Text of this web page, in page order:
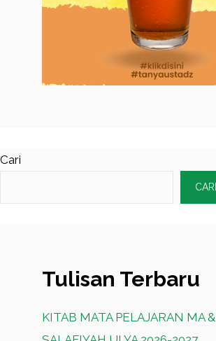
Cari
CARI
Tulisan Terbaru
KITAB MATA PELAJARAN MA &